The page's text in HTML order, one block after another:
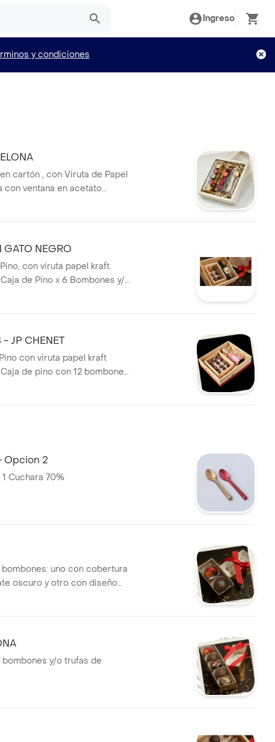
Ingreso
y condiciones
cartón , con Viruta de Papel
con ventana en acetato
Contiene : 1 Caja x 5
de bombones sujeto a
GATO NEGRO
con viruta papel kraft.
de Pino x 6 Bombones y/o
Gato Negro x 187 ml
- JP CHENET
con viruta papel kraft
de pino con 12 bombones
JP Chenet de 200 ml.
Opcion 2
Cuchara 70%
uno con cobertura
oscuro y otro con diseño
elegante con lazo
bombones y/o trufas de